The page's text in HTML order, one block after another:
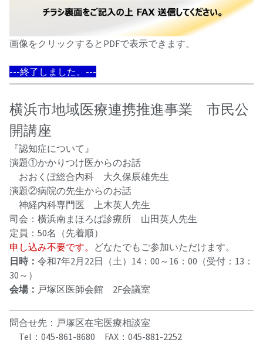
画像をクリックするとPDFで表示できます。
---終了しました。---
横浜市地域医療連携推進事業 市民公
開講座
『認知症について』
演題①かかりつけ医からのお話
おおくぼ総合内科 大久保辰雄先生
演題②病院の先生からのお話
神経内科専門医 上木英人先生
司会：横浜南まほろば診療所 山田英人先生
定員：50名（先着順）
申し込み不要です。 どなたでもご参加いただけます。
日時： 令和7年2月22日（土）14：00～16：00（受付：13：
30～）
会場： 戸塚区医師会館 2F会議室
問合せ先：戸塚区在宅医療相談室
Tel：045-861-8680 FAX：045-881-2252